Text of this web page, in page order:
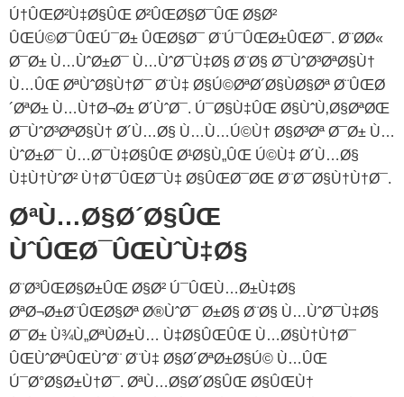
Ú†ÛŒØ²Ù‡Ø§ÛŒ Ø²ÛŒØ§Ø¯ÛŒ Ø§Ø²
ÛŒÚ©Ø¯ÛŒÚ¯Ø± ÛŒØ§Ø¯ Ø¨Ú¯ÛŒØ±ÛŒØ¯. Ø¨Ø­Ø«
Ø¯Ø± Ù…ÙˆØ±Ø¯ Ù…ÙˆØ¯Ù‡Ø§ Ø¨Ø§ Ø¯ÙˆØ³ØªØ§Ù†
Ù…ÛŒ ØªÙˆØ§Ù†Ø¯ Ø¨Ù‡ Ø§Ú©ØªØ´Ø§ÙØ§Øª Ø¨ÛŒØ
´ØªØ± Ù…Ù†Ø¬Ø± Ø´ÙˆØ¯. Ú¯Ø§Ù‡ÛŒ Ø§ÙˆÙ‚Ø§ØªØŒ
Ø¯ÙˆØ³ØªØ§Ù† Ø´Ù…Ø§ Ù…Ù…Ú©Ù† Ø§Ø³Øª Ø¯Ø± Ù…
ÙˆØ±Ø¯ Ù…Ø¯Ù‡Ø§ÛŒ Ø¹Ø§Ù„ÛŒ Ú©Ù‡ Ø´Ù…Ø§
Ù‡Ù†ÙˆØ² Ù†Ø¯ÛŒØ¯Ù‡ Ø§ÛŒØ¯ØŒ Ø¨Ø¯Ø§Ù†Ù†Ø¯.
ØªÙ…Ø§Ø´Ø§ÛŒ
ÙˆÛŒØ¯ÛŒÙˆÙ‡Ø§
Ø¨Ø³ÛŒØ§Ø±ÛŒ Ø§Ø² Ú¯ÛŒÙ…Ø±Ù‡Ø§
ØªØ¬Ø±Ø¨ÛŒØ§Øª Ø®ÙˆØ¯ Ø±Ø§ Ø¨Ø§ Ù…ÙˆØ¯Ù‡Ø§
Ø¯Ø± Ù¾Ù„ØªÙØ±Ù… Ù‡Ø§ÛŒÛŒ Ù…Ø§Ù†Ù†Ø¯
ÛŒÙˆØªÛŒÙˆØ¨ Ø¨Ù‡ Ø§Ø´ØªØ±Ø§Ú© Ù…ÛŒ
Ú¯Ø°Ø§Ø±Ù†Ø¯. ØªÙ…Ø§Ø´Ø§ÛŒ Ø§ÛŒÙ†